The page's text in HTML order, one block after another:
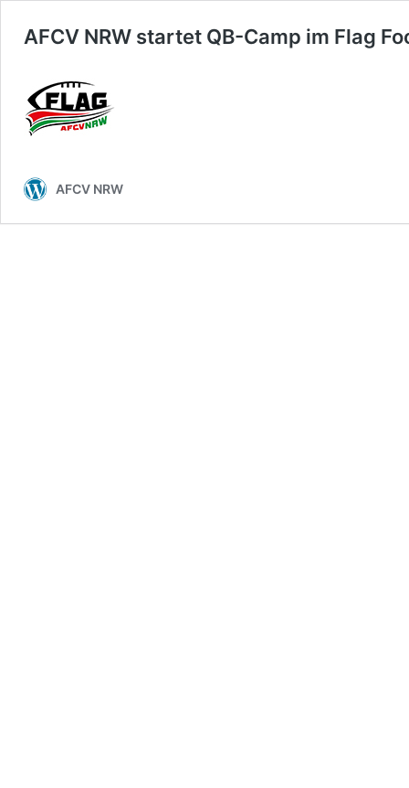
AFCV NRW startet QB-Camp im Flag
AFCV NRW